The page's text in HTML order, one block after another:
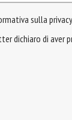
sulla privacy
dichiaro di